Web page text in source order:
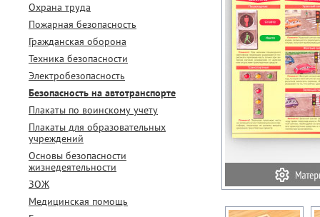
Охрана труда
Пожарная безопасность
Гражданская оборона
Техника безопасности
Электробезопасность
Безопасность на автотранспорте
Плакаты по воинскому учету
Плакаты для образовательных
учреждений
Основы безопасности
жизнедеятельности
ЗОЖ
Медицинская помощь